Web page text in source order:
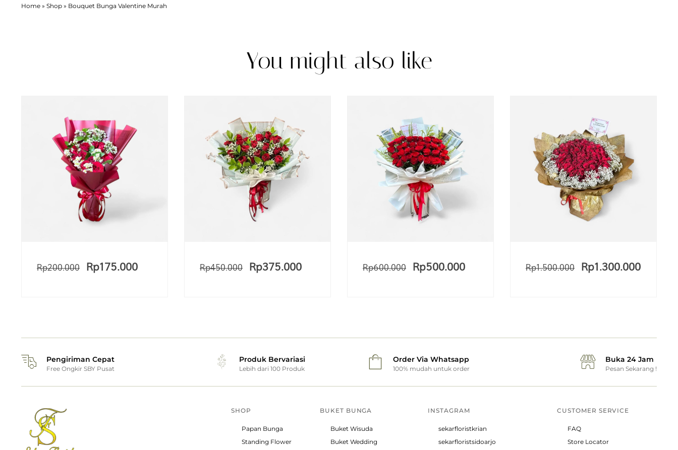
Home » Shop » Bouquet Bunga Valentine Murah
You might also like
Rp200.000 Rp175.000 Rp450.000 Rp375.000 Rp600.000 Rp500.000 Rp1.500.000 Rp1.300.000
Pengiriman Cepat
Free Ongkir SBY Pusat
Produk Bervariasi
Lebih dari 100 Produk
Order Via Whatsapp
100% mudah untuk order
Buka 24 Jam
Pesan Sekarang !
SHOP
Papan Bunga
Standing Flower
BUKET BUNGA
Buket Wisuda
Buket Wedding
INSTAGRAM
sekarfloristkrian
sekarfloristsidoarjo
CUSTOMER SERVICE
FAQ
Store Locator